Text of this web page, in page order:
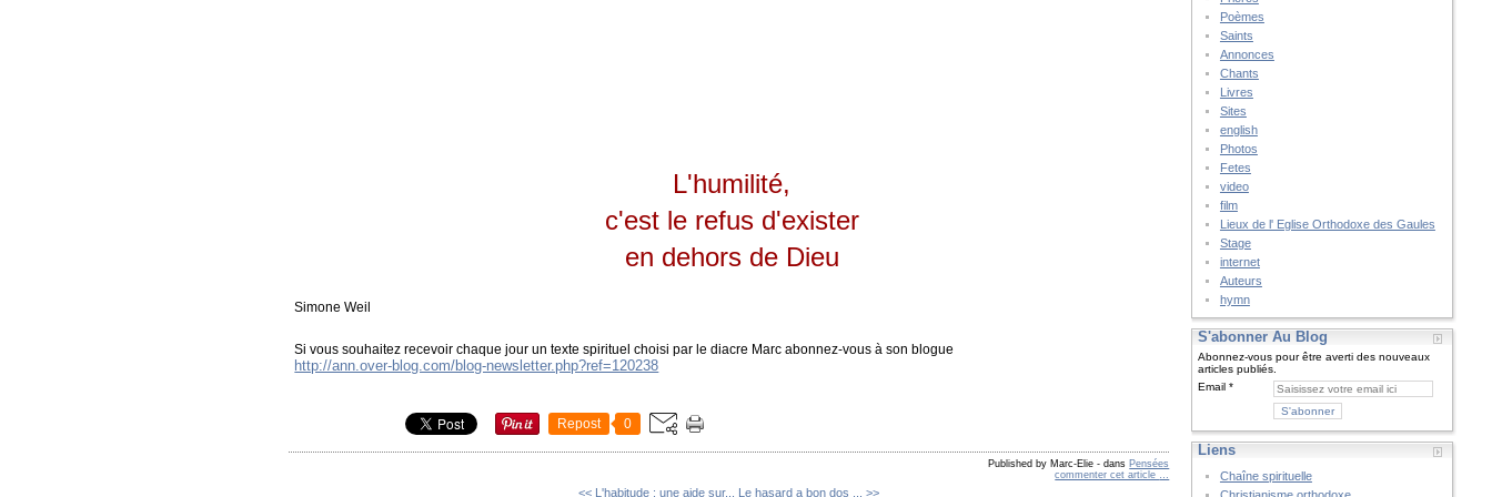
L'humilité,
c'est le refus d'exister
en dehors de Dieu
Simone Weil
Si vous souhaitez recevoir chaque jour un texte spirituel choisi par le diacre Marc abonnez-vous à son blogue
http://ann.over-blog.com/blog-newsletter.php?ref=120238
Repost 0
Published by Marc-Elie - dans Pensées
commenter cet article
<< L'habitude : une aide sur... Le hasard a bon dos ... >>
Poèmes
Saints
Annonces
Chants
Livres
Sites
english
Photos
Fetes
video
film
Lieux de l' Eglise Orthodoxe des Gaules
Stage
internet
Auteurs
hymn
S'abonner Au Blog
Abonnez-vous pour être averti des nouveaux
articles publiés.
Email
Liens
Chaîne spirituelle